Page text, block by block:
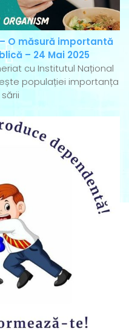
O măsură importantă
– 24 Mai 2025
cu Institutul Național
populației importanța